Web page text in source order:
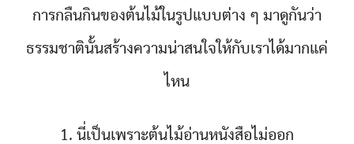
การกลืนกินของต้นไม้ในรูปแบบต่าง ๆ มาดูกันว่า
ธรรมชาตินั้นสร้างความน่าสนใจให้กับเราได้มากแค่
ไหน
1. นี่เป็นเพราะต้นไม้อ่านหนังสือไม่ออก